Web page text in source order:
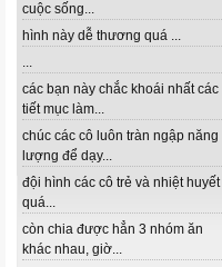
cuộc sống...
hình này dễ thương quá ...
...
các bạn này chắc khoái nhất các
tiết mục làm...
chúc các cô luôn tràn ngập năng
lượng để dạy...
đội hình các cô trẻ và nhiệt huyết
quá...
còn chia được hẳn 3 nhóm ăn
khác nhau, giờ...